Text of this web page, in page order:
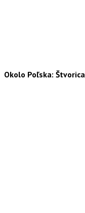
Okolo Poľska: